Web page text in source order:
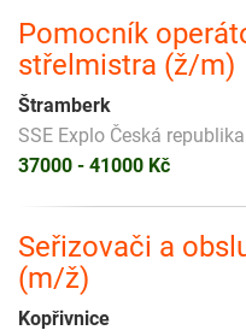
Pomocník
střelmistra (ž/m)
Štramberk
SSE Explo Česká
37000 - 41000 Kč
Seřizovači a
(m/ž)
Kopřivnice